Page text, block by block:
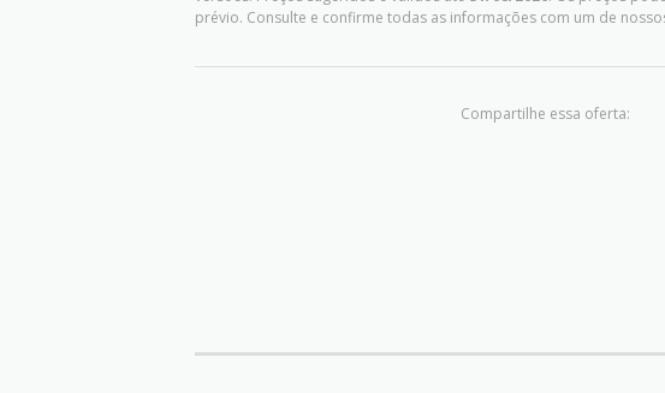
prévio. Consulte e confirme todas as informações com um de
Compartilhe essa oferta: